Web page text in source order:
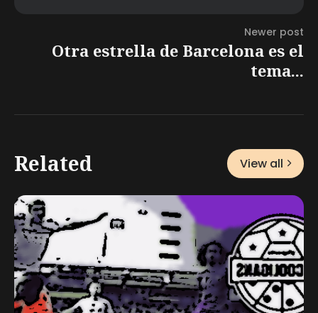
Newer post
Otra estrella de Barcelona es el
tema...
Related View all